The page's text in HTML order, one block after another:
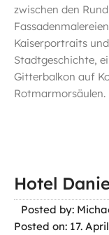
zwischen den
Kaiserportraits
Stadtgeschichte,
Gitterbalkon auf
Rotmarmorsäulen.
Hotel
Posted by:
Posted on: 17.